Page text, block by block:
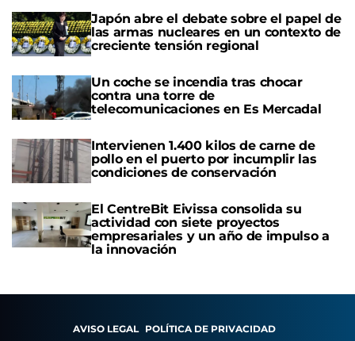
Japón abre el debate sobre el papel de
las armas nucleares en un contexto de
creciente tensión regional
Un coche se incendia tras chocar
contra una torre de
telecomunicaciones en Es Mercadal
Intervienen 1.400 kilos de carne de
pollo en el puerto por incumplir las
condiciones de conservación
El CentreBit Eivissa consolida su
actividad con siete proyectos
empresariales y un año de impulso a
la innovación
AVISO LEGAL POLÍTICA DE PRIVACIDAD